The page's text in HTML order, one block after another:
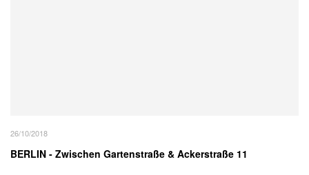
26/10/2018
BERLIN - Zwischen Gartenstraße & Ackerstraße 11